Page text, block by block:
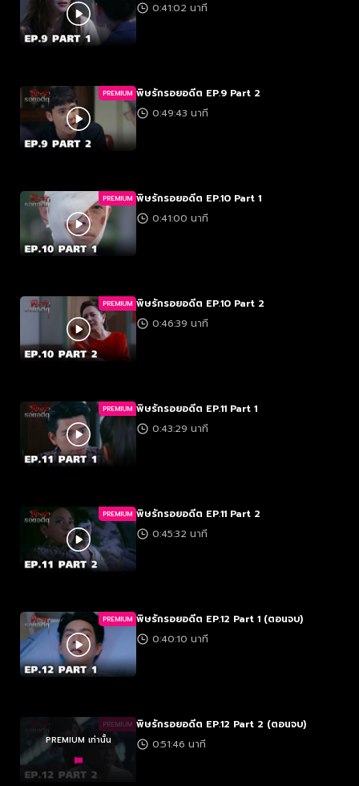
0:41:02 นาที
PREMIUM พิษรักรอยอดีต EP.9 Part 2
0:49:43 นาที
PREMIUM พิษรักรอยอดีต EP.10 Part 1
0:41:00 นาที
PREMIUM พิษรักรอยอดีต EP.10 Part 2
0:46:39 นาที
PREMIUM พิษรักรอยอดีต EP.11 Part 1
0:43:29 นาที
PREMIUM พิษรักรอยอดีต EP.11 Part 2
0:45:32 นาที
PREMIUM พิษรักรอยอดีต EP.12 Part 1 (ตอนจบ)
0:40:10 นาที
PREMIUM
PREMIUM เท่านั้น
พิษรักรอยอดีต EP.12 Part 2 (ตอนจบ)
0:51:46 นาที